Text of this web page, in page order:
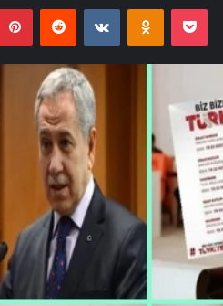
PinterestReddit VKontakte